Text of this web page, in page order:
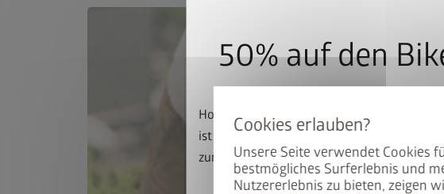
Unsere Seite verwendet Cookies
bestmögliches Surferlebnis und
Nutzererlebnis zu bieten, zeigen
50% auf den
Hoch mit dem Bike. Runter mit dem Preis:
ist beim Kauf eines passenden Biohort
zum halben Preis erhältlich.